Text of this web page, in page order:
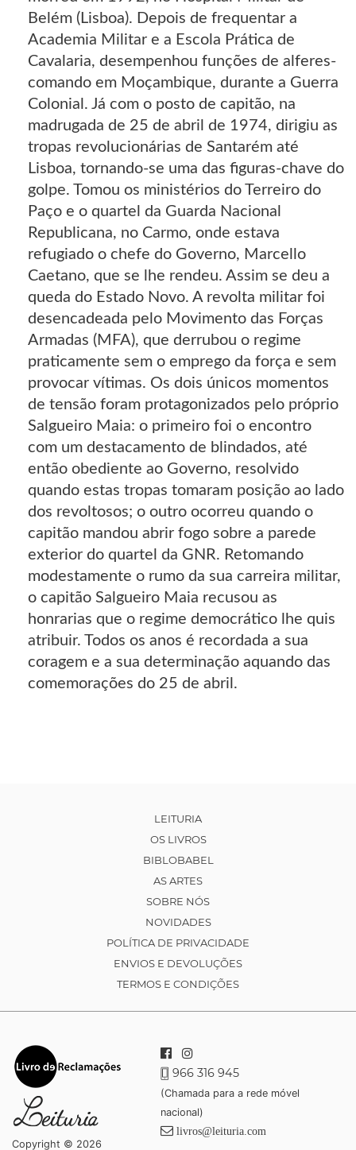
Belém (Lisboa). Depois de frequentar a
Academia Militar e a Escola Prática de
Cavalaria, desempenhou funções de alferes-
comando em Moçambique, durante a Guerra
Colonial. Já com o posto de capitão, na
madrugada de 25 de abril de 1974, dirigiu as
tropas revolucionárias de Santarém até
Lisboa, tornando-se uma das figuras-chave do
golpe. Tomou os ministérios do Terreiro do
Paço e o quartel da Guarda Nacional
Republicana, no Carmo, onde estava
refugiado o chefe do Governo, Marcello
Caetano, que se lhe rendeu. Assim se deu a
queda do Estado Novo. A revolta militar foi
desencadeada pelo Movimento das Forças
Armadas (MFA), que derrubou o regime
praticamente sem o emprego da força e sem
provocar vítimas. Os dois únicos momentos
de tensão foram protagonizados pelo próprio
Salgueiro Maia: o primeiro foi o encontro
com um destacamento de blindados, até
então obediente ao Governo, resolvido
quando estas tropas tomaram posição ao lado
dos revoltosos; o outro ocorreu quando o
capitão mandou abrir fogo sobre a parede
exterior do quartel da GNR. Retomando
modestamente o rumo da sua carreira militar,
o capitão Salgueiro Maia recusou as
honrarias que o regime democrático lhe quis
atribuir. Todos os anos é recordada a sua
coragem e a sua determinação aquando das
comemorações do 25 de abril.
LEITURIA
OS LIVROS
BIBLOBABEL
AS ARTES
SOBRE NÓS
NOVIDADES
POLÍTICA DE PRIVACIDADE
ENVIOS E DEVOLUÇÕES
TERMOS E CONDIÇÕES
Copyright © 2026
966 316 945
(Chamada para a rede móvel
nacional)
livros@leituria.com